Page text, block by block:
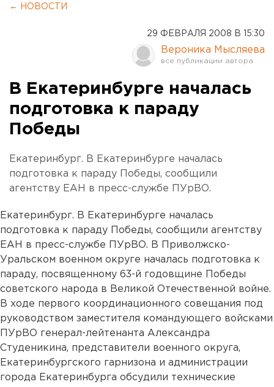
← НОВОСТИ
29 ФЕВРАЛЯ 2008 В 15:30
Вероника Мысляева
В Екатеринбурге началась
подготовка к параду
Победы
Екатеринбург. В Екатеринбурге началась
подготовка к параду Победы, сообщили
агентству ЕАН в пресс-службе ПУрВО.
Екатеринбург. В Екатеринбурге началась
подготовка к параду Победы, сообщили агентству
ЕАН в пресс-службе ПУрВО. В Приволжско-
Уральском военном округе началась подготовка к
параду, посвященному 63-й годовщине Победы
советского народа в Великой Отечественной войне.
В ходе первого координационного совещания под
руководством заместителя командующего войсками
ПУрВО генерал-лейтенанта Александра
Студеникина, представители военного округа,
Екатеринбургского гарнизона и администрации
города Екатеринбурга обсудили технические